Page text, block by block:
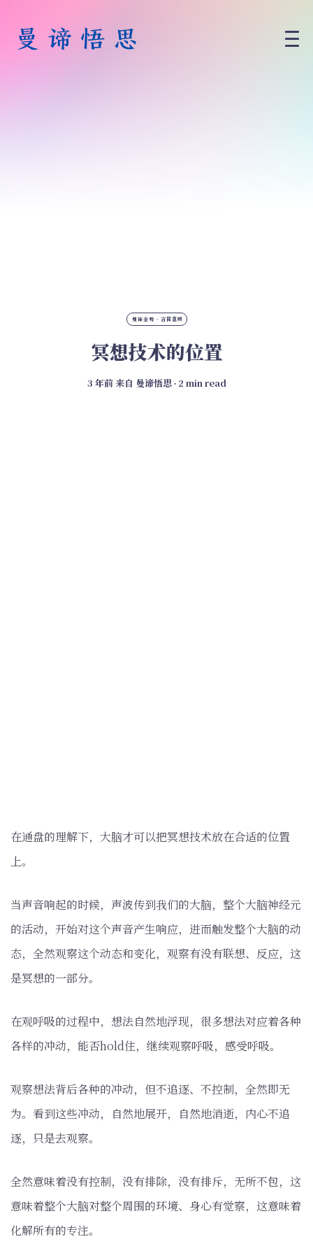
曼谛金句 · 言简意赅
冥想技术的位置
3 年前来自 曼谛悟思∙ 2 min read
在通盘的理解下，大脑才可以把冥想技术放在合适的位置
上。
当声音响起的时候，声波传到我们的大脑，整个大脑神经元
的活动，开始对这个声音产生响应，进而触发整个大脑的动
态，全然观察这个动态和变化，观察有没有联想、反应，这
是冥想的一部分。
在观呼吸的过程中，想法自然地浮现，很多想法对应着各种
各样的冲动，能否hold住，继续观察呼吸，感受呼吸。
观察想法背后各种的冲动，但不追逐、不控制，​全然即无
为。看到这些冲动，自然地展开，自然地消逝，内心不追
逐，只是去观察。
全然意味着没有控制，没有排除，没有排斥，无所不包，这
意味着整个大脑对整个周围的环境、身心有觉察，这意味着
化解所有的专注。